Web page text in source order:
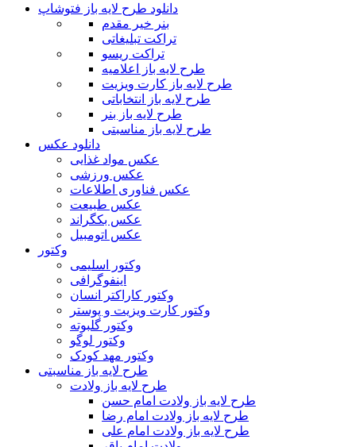
دانلود طرح لایه باز فتوشاپ
بنر خیر مقدم
تراکت تبلیغاتی
تراکت ریسو
طرح لایه باز اعلامیه
طرح لایه باز کارت ویزیت
طرح لایه باز انتخاباتی
طرح لایه باز بنر
طرح لایه باز مناسبتی
دانلود عکس
عکس مواد غذایی
عکس ورزشی
عکس فناوری اطلاعات
عکس طبیعت
عکس بکگراند
عکس اتومبیل
وکتور
وکتور اسلیمی
اینفوگرافی
وکتور کاراکتر انسان
وکتور کارت ویزیت و پوستر
وکتور گلبوته
وکتور لوگو
وکتور مهد کودک
طرح لایه باز مناسبتی
طرح لایه باز ولادت
طرح لایه باز ولادت امام حسن
طرح لایه باز ولادت امام رضا
طرح لایه باز ولادت امام علی